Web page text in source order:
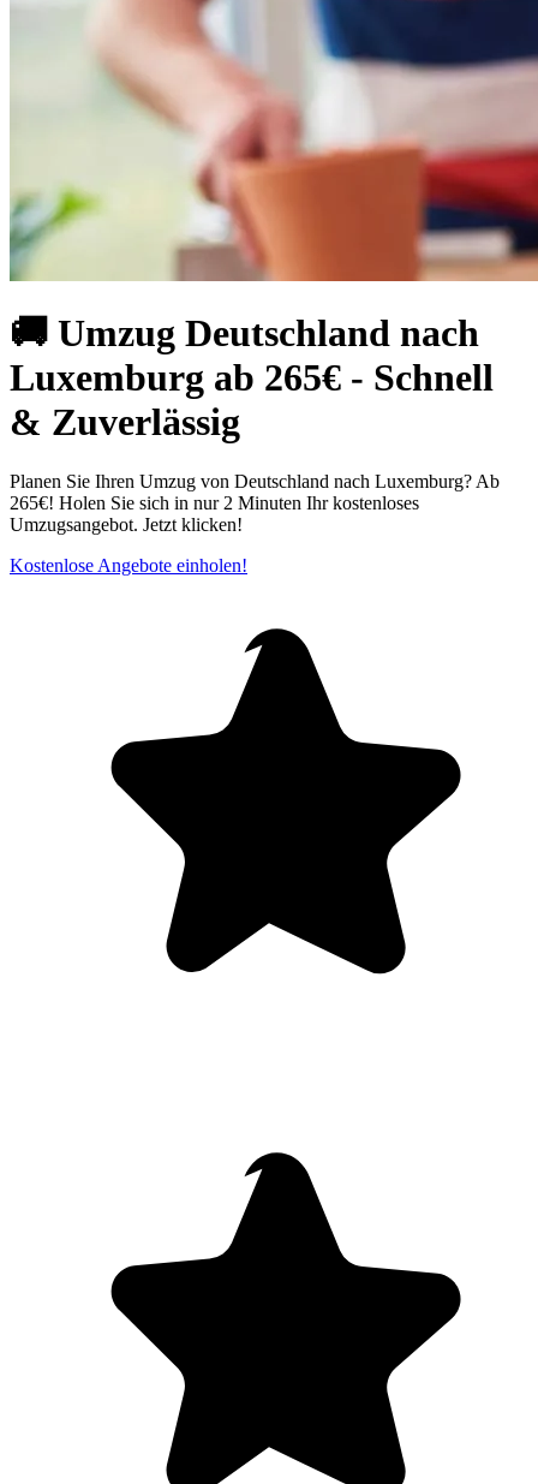
🚚 Umzug Deutschland nach
Luxemburg ab 265€ - Schnell
& Zuverlässig
Planen Sie Ihren Umzug von Deutschland nach Luxemburg? Ab
265€! Holen Sie sich in nur 2 Minuten Ihr kostenloses
Umzugsangebot. Jetzt klicken!
Kostenlose Angebote einholen!